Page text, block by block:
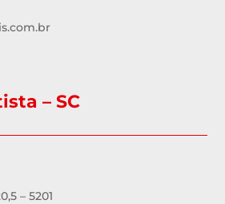
– SC
– 5201